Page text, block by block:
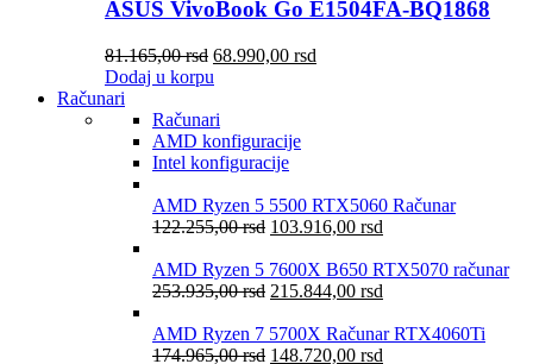
ASUS VivoBook Go E1504FA-BQ1868
81.165,00rsd 68.990,00 rsd
Dodaj u korpu
Računari
Računari
AMD konfiguracije
Intel konfiguracije
AMD Ryzen 5 5500 RTX5060 Računar
122.255,00rsd 103.916,00 rsd
AMD Ryzen 5 7600X B650 RTX5070 računar
253.935,00rsd 215.844,00 rsd
AMD Ryzen 7 5700X Računar RTX4060Ti
174.965,00rsd 148.720,00 rsd